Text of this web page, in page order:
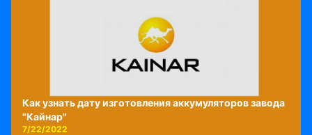
Как узнать дату изготовления аккумуляторов завода
"Кайнар"
7/22/2022